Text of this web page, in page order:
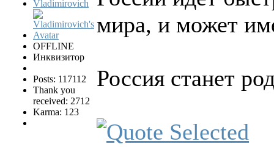
Vladimirovich
OFFLINE
Инквизитор
Posts: 117112
Thank you
received: 2712
Karma: 123
мира, и может
Россия станет